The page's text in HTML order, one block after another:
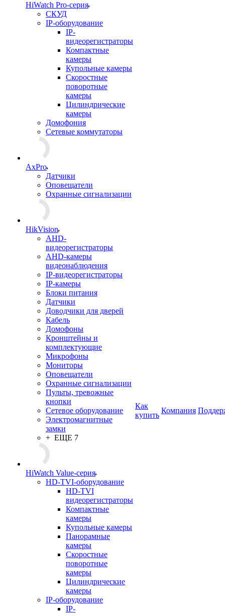
HiWatch Pro-серия
CКУД
IP-оборудование
IP-
видеорегистраторы
Компактные
камеры
Купольные камеры
Скоростные
поворотные
камеры
Цилиндрические
камеры
Домофония
Сетевые коммутаторы
AxPro
Датчики
Оповещатели
Охранные сигнализации
HikVision
AHD-
видеорегистраторы
AHD-камеры
видеонаблюдения
IP-видеорегистраторы
IP-камеры
Блоки питания
Датчики
Доводчики для дверей
Кабель
Домофоны
Кронштейны и
комплектующие
Микрофоны
Мониторы
Оповещатели
Охранные сигнализации
Пульты, тревожные
кнопки
Сетевое оборудование
Электромагнитные
замки
+ ЕЩЕ 7
HiWatch Value-серия
HD-TVI-оборудование
HD-TVI
видеорегистраторы
Компактные
камеры
Купольные камеры
Панорамные
камеры
Скоростные
поворотные
камеры
Цилиндрические
камеры
IP-оборудование
IP-
Как
купить
Компания